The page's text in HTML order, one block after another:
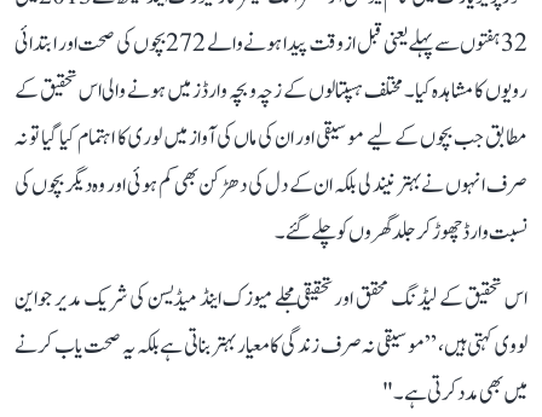
32 ہفتوں سے پہلے یعنی قبل از وقت پیدا ہونے والے 272 بچوں کی صحت اور ابتدائی
رویوں کا مشاہدہ کیا۔ مختلف ہسپتالوں کے زچہ و بچہ وارڈز میں ہونے والی اس تحقیق کے
مطابق جب بچوں کے لیے موسیقی اور ان کی ماں کی آواز میں لوری کا اہتمام کیا گیا تو نہ
صرف انہوں نے بہتر نیند لی بلکہ ان کے دل کی دھڑکن بھی کم ہوئی اور وہ دیگر بچوں کی
نسبت وارڈ چھوڑ کر جلد گھروں کو چلے گئے۔
اس تحقیق کے لیڈنگ محقق اور تحقیقی مجلے میوزک اینڈ میڈیسن کی شریک مدیر جواین
لووی کہتی ہیں، ”موسیقی نہ صرف زندگی کا معیار بہتر بناتی ہے بلکہ یہ صحت یاب کرنے
میں بھی مدد کرتی ہے۔"